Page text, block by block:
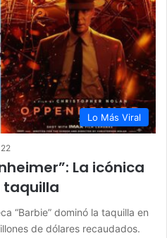
Lo Más Viral
22
La icónica
taquilla
“Barbie” dominó la taquilla en
de dólares recaudados.